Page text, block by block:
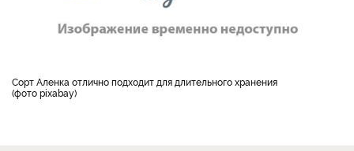
Сорт Аленка отлично подходит для длительного хранения
(фото pixabay)